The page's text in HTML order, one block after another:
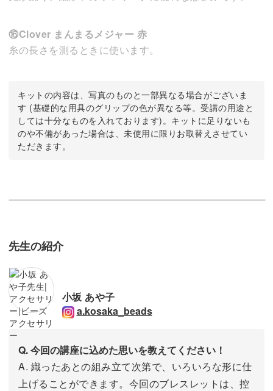
⑯Clover まんまるメジャー 赤
糸の長さを測るときに使います。
キットの内容は、写真のものと一部異なる場合がございま
す (基礎的な用具のグリップの色が異なる等。受講の用途と
しては十分なものを入れております)。キットに足りないも
のや不備があった場合は、未使用に限りお取替えさせてい
ただきます。
先生の紹介
小坂 あや子
a.kosaka_beads
Q. 今回の講座に込めた思いを教えてください！
A. 織ったあとの組み立て次第で、いろいろな形に仕
上げることができます。今回のブレスレットは、控